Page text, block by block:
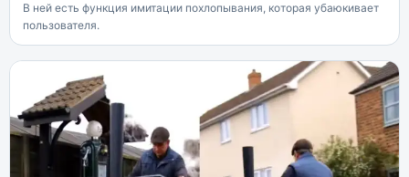
В ней есть функция имитации похлопывания, которая убаюкивает
пользователя.